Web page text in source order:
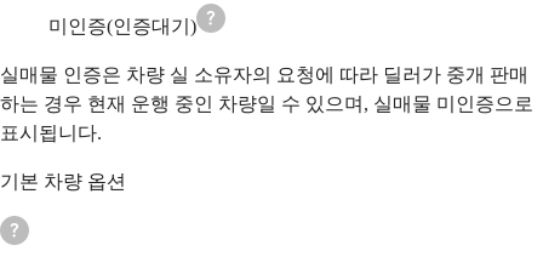
미인증(인증대기)
실매물 인증은 차량 실 소유자의 요청에 따라 딜러가 중개 판매
하는 경우 현재 운행 중인 차량일 수 있으며, 실매물 미인증으로
표시됩니다.
기본 차량 옵션